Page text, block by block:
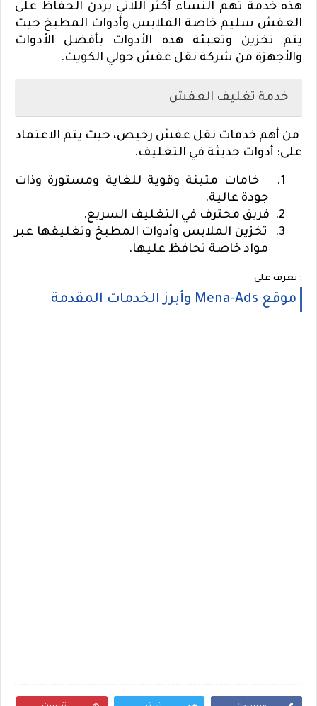
هذه خدمة تهم النساء أكثر اللاتي يردن الحفاظ على
العفش سليم خاصة الملابس وأدوات المطبخ حيث
يتم تخزين وتعبئة هذه الأدوات بأفضل الأدوات
والأجهزة من شركة نقل عفش حولي الكويت.
خدمة تغليف العفش
من أهم خدمات نقل عفش رخيص، حيث يتم الاعتماد
على: أدوات حديثة في التغليف.
1.
خامات متينة وقوية للغاية ومستورة وذات
جودة عالية.
2.
فريق محترف في التغليف السريع.
3.
تخزين الملابس وأدوات المطبخ وتغليفها عبر
مواد خاصة تحافظ عليها.
تعرف على :
موقع Mena-Ads وأبرز الخدمات المقدمة